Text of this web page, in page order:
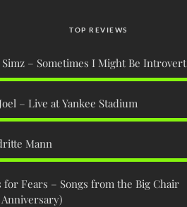
TOP REVIEWS
– Sometimes I Might Be Introvert
– Live at Yankee Stadium
Mann
for Fears – Songs from the Big Chair